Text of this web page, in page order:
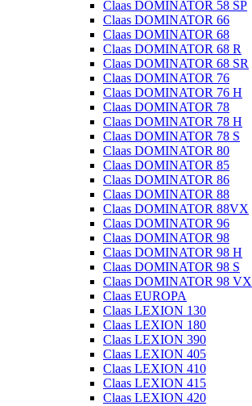
Claas DOMINATOR 58 SP
Claas DOMINATOR 66
Claas DOMINATOR 68
Claas DOMINATOR 68 R
Claas DOMINATOR 68 SR
Claas DOMINATOR 76
Claas DOMINATOR 76 H
Claas DOMINATOR 78
Claas DOMINATOR 78 H
Claas DOMINATOR 78 S
Claas DOMINATOR 80
Claas DOMINATOR 85
Claas DOMINATOR 86
Claas DOMINATOR 88
Claas DOMINATOR 88VX
Claas DOMINATOR 96
Claas DOMINATOR 98
Claas DOMINATOR 98 H
Claas DOMINATOR 98 S
Claas DOMINATOR 98 VX
Claas EUROPA
Claas LEXION 130
Claas LEXION 180
Claas LEXION 390
Claas LEXION 405
Claas LEXION 410
Claas LEXION 415
Claas LEXION 420